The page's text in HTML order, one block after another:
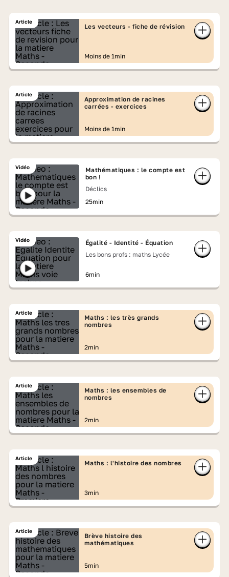
Article
Les vecteurs - fiche de révision
Moins de 1min
Article
Approximation de racines
carrées - exercices
Moins de 1min
Vidéo
Mathématiques : le compte est
bon !
Déclics
25min
Vidéo
Égalité - Identité - Équation
Les bons profs : maths Lycée
6min
Article
Maths : les très grands
nombres
2min
Article
Maths : les ensembles de
nombres
2min
Article
Maths : l'histoire des nombres
3min
Article
Brève histoire des
mathématiques
5min